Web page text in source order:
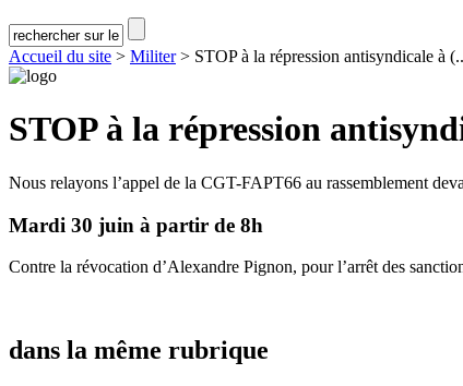
Accueil du site > Militer> STOP à la répression antisyndicale à
STOP à la répression
Nous relayons l’appel de la CGT-FAPT66 au rassemblement
Mardi 30 juin à partir de 8h
Contre la révocation d’Alexandre Pignon, pour l’arrêt des
dans la même rubrique